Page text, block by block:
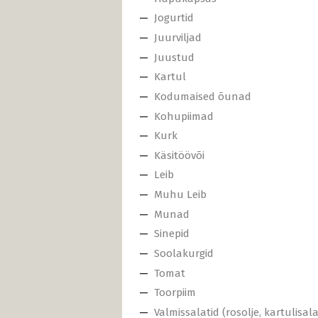
Jogurtid
Juurviljad
Juustud
Kartul
Kodumaised õunad
Kohupiimad
Kurk
Käsitöövõi
Leib
Muhu Leib
Munad
Sinepid
Soolakurgid
Tomat
Toorpiim
Valmissalatid (rosolje,